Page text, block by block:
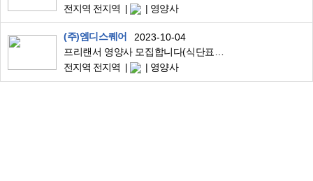
전지역 전지역
영양사
(주)엠디스퀘어
2023-10-04
프리랜서 영양사 모집합니다(식단표 작성 업무, 재택 근무/프리랜서직)
전지역 전지역
영양사